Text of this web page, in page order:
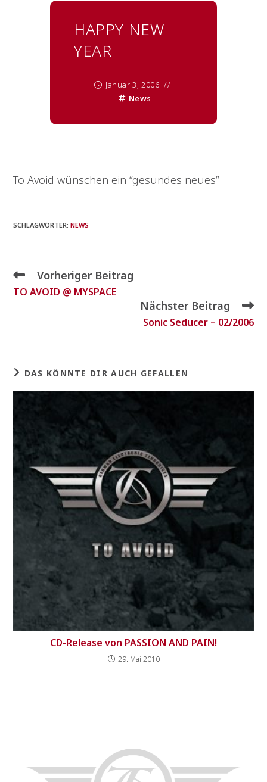
HAPPY NEW
YEAR
Januar 3, 2006
News
To Avoid wünschen ein “gesundes neues”
SCHLAGWÖRTER:NEWS
Vorheriger Beitrag
TO AVOID @ MYSPACE
Nächster Beitrag
Sonic Seducer – 02/2006
DAS KÖNNTE DIR AUCH GEFALLEN
CD-Release von PASSION AND PAIN!
29. Mai 2010